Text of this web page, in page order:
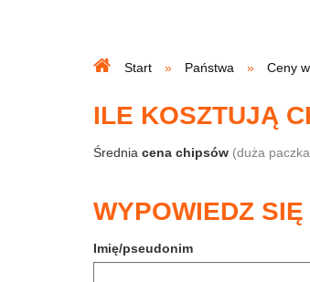
Start Państwa Ceny
ILE KOSZTUJĄ
Średnia cena chipsów (duża
WYPOWIEDZ
Imię/pseudonim